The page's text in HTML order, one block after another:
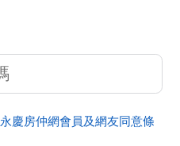
永慶房仲網會員及網友同意條